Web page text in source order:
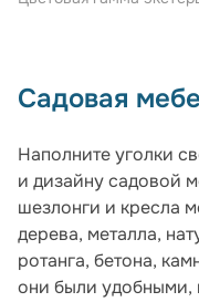
Садовая
Наполните уголки
и дизайну садовой
шезлонги и кресла
дерева, металла,
ротанга, бетона,
они были удобными,